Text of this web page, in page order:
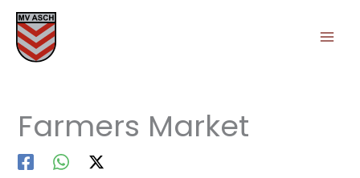
Zum
Inhalt
springen
Farmers Market